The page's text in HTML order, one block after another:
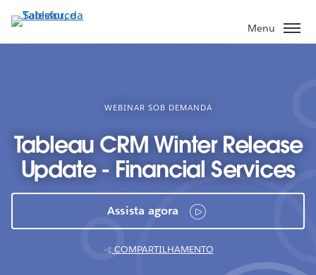
Pular
para
o
Menu
WEBINAR SOB DEMANDA
Tableau CRM Winter Release
Update - Financial Services
Assista agora
COMPARTILHAMENTO